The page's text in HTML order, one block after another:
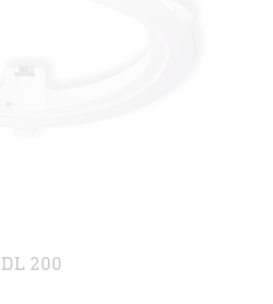
200